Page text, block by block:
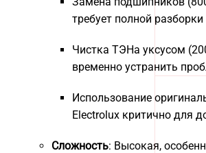
требует полной
Чистка ТЭНа уксусом
временно устранить
Использование
Electrolux критично для
Сложность: Высокая,